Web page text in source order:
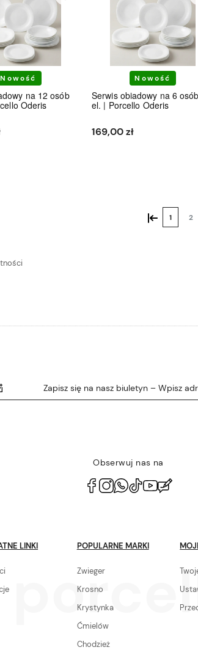
Nowość
na 12 osób
Oderis
Nowość
Serwis obiadowy na 6
el. | Porcello Oderis
169,00 zł
« 1 2
Zapisz się na nasz biuletyn – Wpisz
Obserwuj nas na
LINKI POPULARNE MARKI
Zwieger
Krosno
Krystynka
Ćmielów
Chodzież